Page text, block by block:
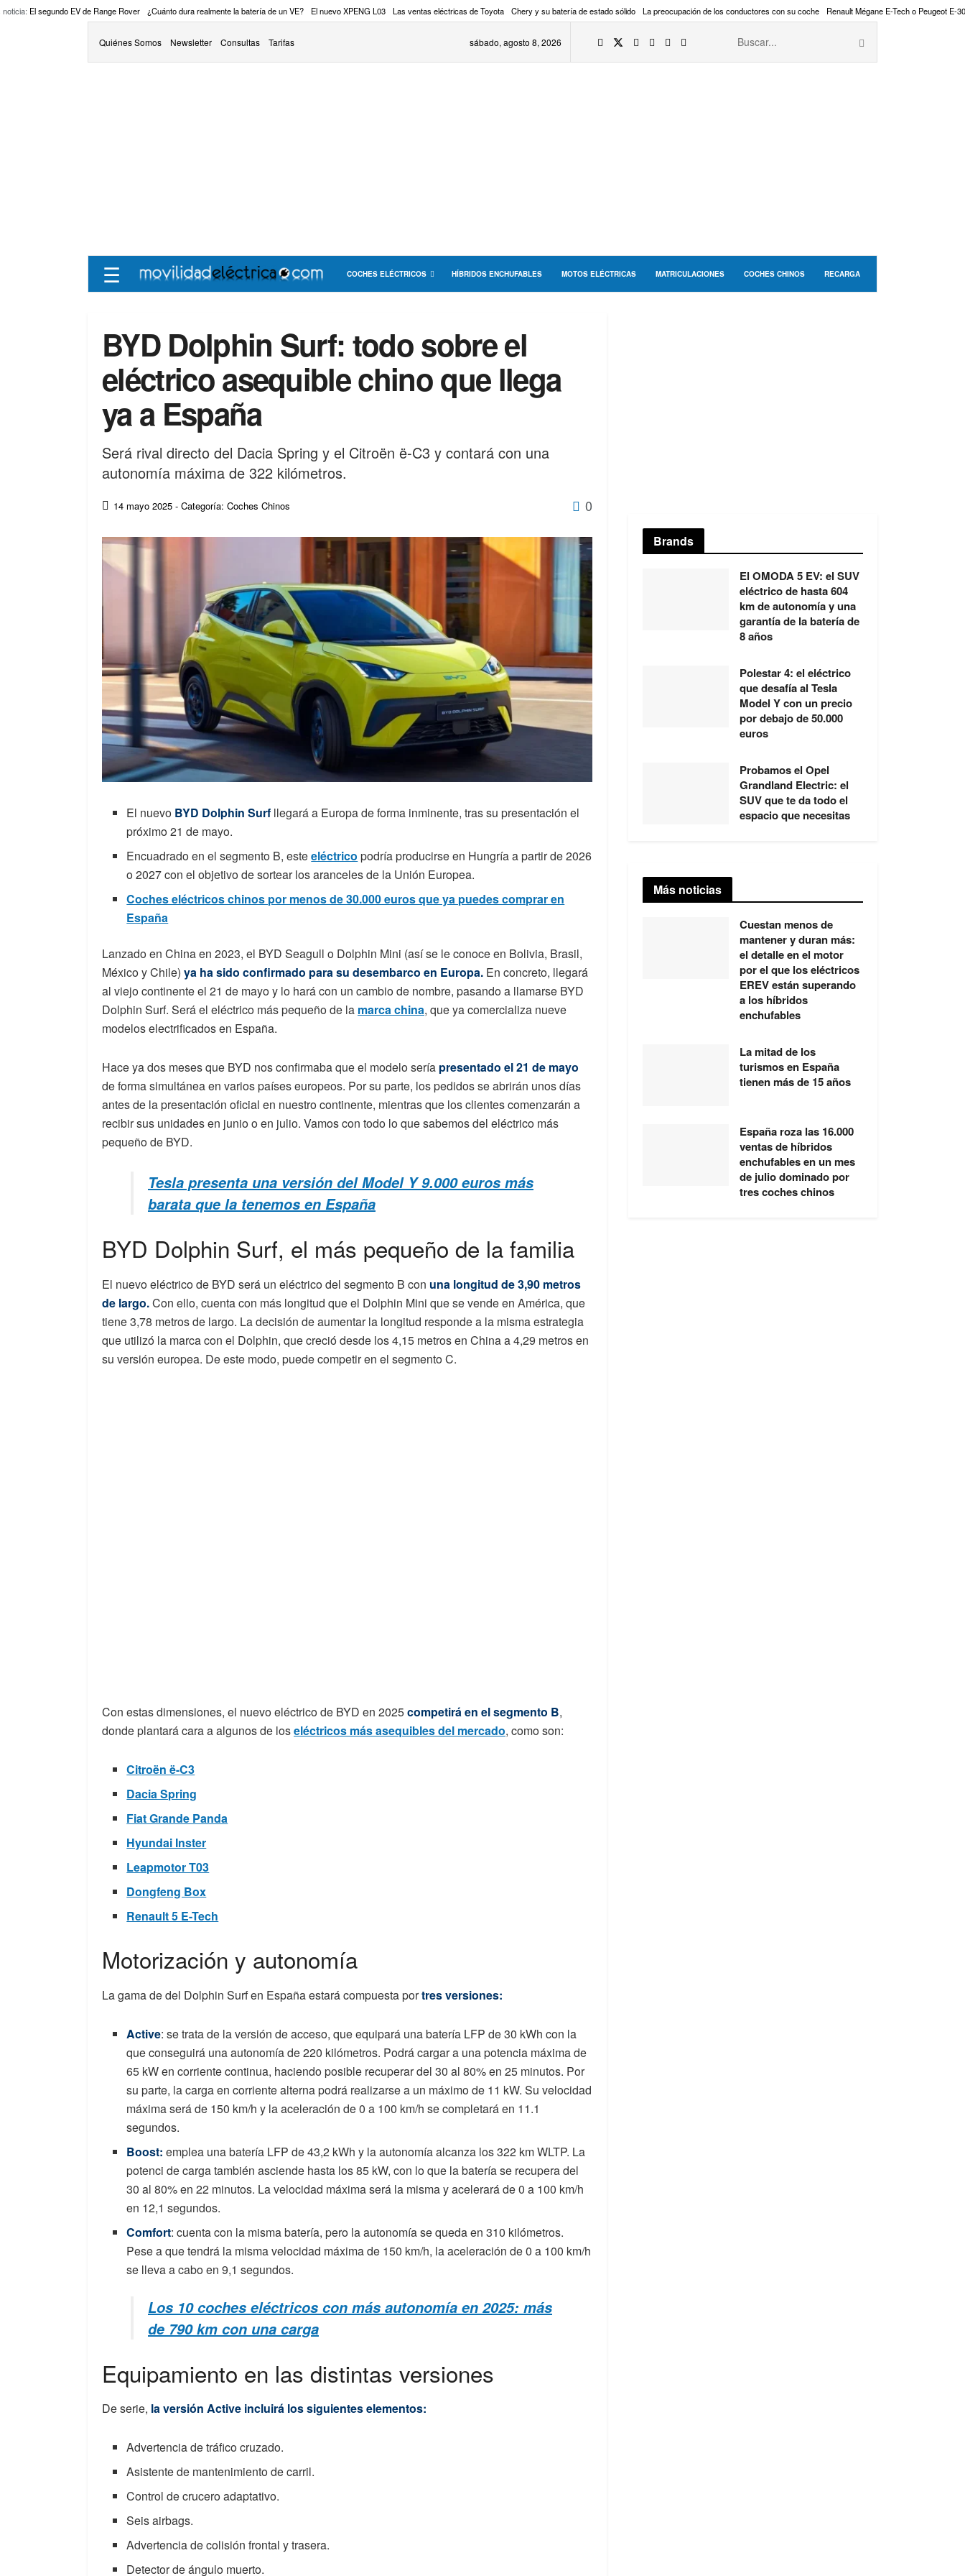
noticia: El segundo EV de Range Rover ¿Cuánto dura realmente la batería de un VE? El nuevo XPENG L03 Las ventas eléctricas de Toyota Chery y su batería de estado sólido La preocupación de los conductores con su coche Renault Mégane E-Tech o Peugeot E-
Quiénes Somos Newsletter Consultas Tarifas sábado, agosto 8, 2026
☰ COCHES ELÉCTRICOS HÍBRIDOS ENCHUFABLES MOTOS ELÉCTRICAS MATRICULACIONES COCHES CHINOS RECARGA
BYD Dolphin Surf: todo sobre el
eléctrico asequible chino que llega
ya a España
Será rival directo del Dacia Spring y el Citroën ë-C3 y contará con una
autonomía máxima de 322 kilómetros.
14 mayo 2025 - Categoría: Coches Chinos 0
El nuevo BYD Dolphin Surf llegará a Europa de forma inminente, tras su presentación el
próximo 21 de mayo.
Encuadrado en el segmento B, esteeléctrico podría producirse en Hungría a partir de 2026
o 2027 con el objetivo de sortear los aranceles de la Unión Europea.
Coches eléctricos chinos por menos de 30.000 euros que ya puedes comprar en
España
Lanzado en China en 2023, el BYD Seagull o Dolphin Mini (así se le conoce en Bolivia, Brasil,
México y Chile) ya ha sido confirmado para su desembarco en Europa. En concreto, llegará
al viejo continente el 21 de mayo y lo hará con un cambio de nombre, pasando a llamarse BYD
Dolphin Surf. Será el eléctrico más pequeño de la marca china, que ya comercializa nueve
modelos electrificados en España.
Hace ya dos meses que BYD nos confirmaba que el modelo sería presentado el 21 de mayo
de forma simultánea en varios países europeos. Por su parte, los pedidos se abrirán unos días
antes de la presentación oficial en nuestro continente, mientras que los clientes comenzarán a
recibir sus unidades en junio o en julio. Vamos con todo lo que sabemos del eléctrico más
pequeño de BYD.
Tesla presenta una versión del Model Y 9.000 euros más
barata que la tenemos en España
BYD Dolphin Surf, el más pequeño de la familia
El nuevo eléctrico de BYD será un eléctrico del segmento B con una longitud de 3,90 metros
de largo.Con ello, cuenta con más longitud que el Dolphin Mini que se vende en América, que
tiene 3,78 metros de largo. La decisión de aumentar la longitud responde a la misma estrategia
que utilizó la marca con el Dolphin, que creció desde los 4,15 metros en China a 4,29 metros en
su versión europea. De este modo, puede competir en el segmento C.
Con estas dimensiones, el nuevo eléctrico de BYD en 2025competirá en el segmento B,
donde plantará cara a algunos de loseléctricos más asequibles del mercado, como son:
Citroën ë-C3
Dacia Spring
Fiat Grande Panda
Hyundai Inster
Leapmotor T03
Dongfeng Box
Renault 5 E-Tech
Motorización y autonomía
La gama de del Dolphin Surf en España estará compuesta portres versiones:
Active: se trata de la versión de acceso, que equipará una batería LFP de 30 kWh con la
que conseguirá una autonomía de 220 kilómetros. Podrá cargar a una potencia máxima de
65 kW en corriente continua, haciendo posible recuperar del 30 al 80% en 25 minutos. Por
su parte, la carga en corriente alterna podrá realizarse a un máximo de 11 kW. Su velocidad
máxima será de 150 km/h y la aceleración de 0 a 100 km/h se completará en 11.1
segundos.
Boost: emplea una batería LFP de 43,2 kWh y la autonomía alcanza los 322 km WLTP. La
potenci de carga también asciende hasta los 85 kW, con lo que la batería se recupera del
30 al 80% en 22 minutos. La velocidad máxima será la misma y acelerará de 0 a 100 km/h
en 12,1 segundos.
Comfort: cuenta con la misma batería, pero la autonomía se queda en 310 kilómetros.
Pese a que tendrá la misma velocidad máxima de 150 km/h, la aceleración de 0 a 100 km/h
se lleva a cabo en 9,1 segundos.
Los 10 coches eléctricos con más autonomía en 2025: más
de 790 km con una carga
Equipamiento en las distintas versiones
De serie, la versión Active incluirá los siguientes elementos:
Advertencia de tráfico cruzado.
Asistente de mantenimiento de carril.
Control de crucero adaptativo.
Seis airbags.
Advertencia de colisión frontal y trasera.
Detector de ángulo muerto.
Brands
El OMODA 5 EV: el SUV
eléctrico de hasta 604
km de autonomía y una
garantía de la batería de
8 años
Polestar 4: el eléctrico
que desafía al Tesla
Model Y con un precio
por debajo de 50.000
euros
Probamos el Opel
Grandland Electric: el
SUV que te da todo el
espacio que necesitas
Más noticias
Cuestan menos de
mantener y duran más:
el detalle en el motor
por el que los eléctricos
EREV están superando
a los híbridos
enchufables
La mitad de los
turismos en España
tienen más de 15 años
España roza las 16.000
ventas de híbridos
enchufables en un mes
de julio dominado por
tres coches chinos